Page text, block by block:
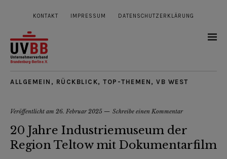
KONTAKT IMPRESSUM DATENSCHUTZERKLÄRUNG
ALLGEMEIN , RÜCKBLICK, TOP-THEMEN , VB WEST
Veröffentlicht am 26. Februar 2025 Schreibe einen Kommentar
20 Jahre Industriemuseum der
Region Teltow mit Dokumentarfilm